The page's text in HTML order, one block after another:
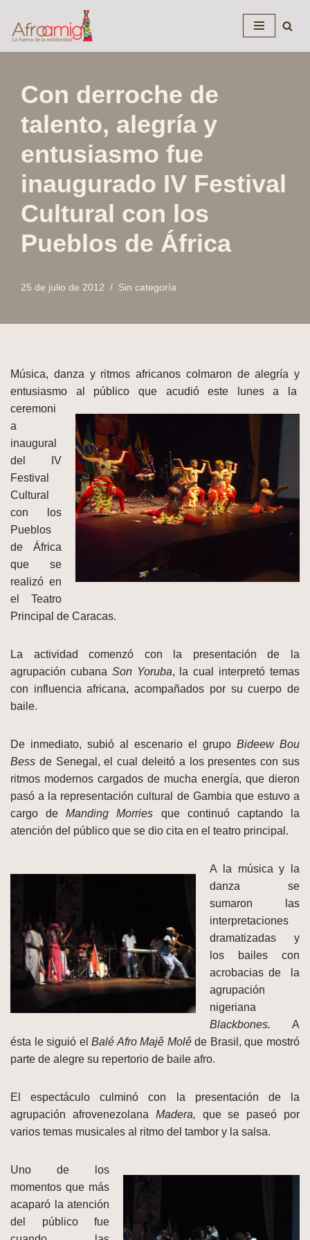
Saltar
al
Con derroche de
talento, alegría y
entusiasmo fue
inaugurado IV Festival
Cultural con los
Pueblos de África
25 de julio de 2012 Sin categoría
Música, danza y ritmos africanos colmaron de alegría y
entusiasmo al público queacudió este lunes a la
ceremoni
a
inaugural
del IV
Festival
Cultural
con los
Pueblos
de África
que se
realizó en
el Teatro
Principal de Caracas.
La actividad comenzó con la presentación de la
agrupación cubana Son Yoruba, la cual interpretó temas
con influencia africana, acompañados por su cuerpo de
baile.
De inmediato, subió al escenario el grupo Bideew Bou
Bess de Senegal, el cual deleitó a los presentes con sus
ritmos modernos cargados de mucha energía, que dieron
pasó a la representación cultural de Gambia que estuvo a
cargo deManding Morries que continuó captando la
atención del público que se dio cita en el teatro principal.
A la música y la
danza se
sumaron las
interpretaciones
dramatizadas y
los bailes con
acrobacias de la
agrupación
nigeriana
Blackbones. A
ésta le siguió elBalé Afro Majê Molêde Brasil, que mostró
parte de alegre su repertorio de baile afro.
El espectáculo culminó con la presentación de la
agrupación afrovenezolana Madera, que se paseó por
varios temas musicales al ritmo del tambor y la salsa.
Uno de los
momentos que más
acaparó la atención
del público fue